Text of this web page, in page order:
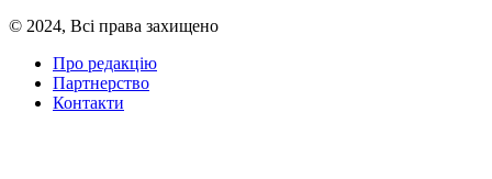
© 2024, Всі права захищено
Про редакцію
Партнерство
Контакти